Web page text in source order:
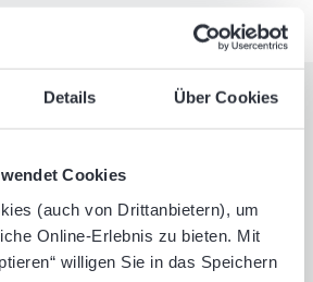
Details Über Cookies
Cookies
(auch von Drittanbietern), um
Online-Erlebnis zu bieten. Mit
willigen Sie in das Speichern
Newslettern.